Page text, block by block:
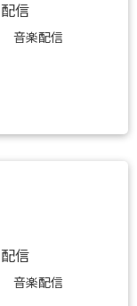
音楽配信
音楽配信